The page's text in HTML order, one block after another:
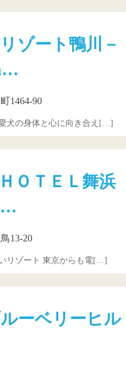
ゾート鴨川－
1464-90
犬の身体と心に向き合え[…]
ＯＴＥＬ舞浜
…
13-20
リゾート 東京からも電[…]
ーベリーヒル